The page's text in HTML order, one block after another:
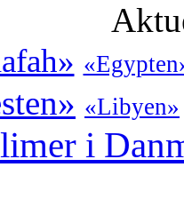
«Libyen»
i